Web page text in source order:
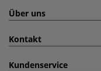
Über uns
Kontakt
Kundenservice